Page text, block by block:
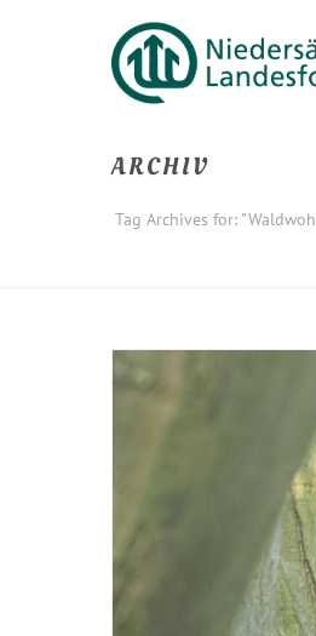
ARCHIV
Tag Archives for: